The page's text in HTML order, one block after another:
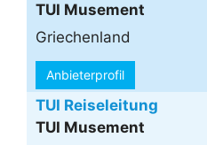
TUI Musement
Griechenland
Anbieterprofil
TUI Reiseleitung
TUI Musement